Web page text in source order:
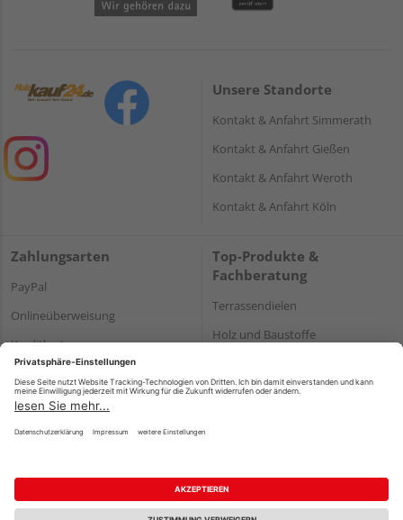
Unsere Standorte
Kontakt & Anfahrt Simmerath
Kontakt & Anfahrt Gießen
Kontakt & Anfahrt Weroth
Kontakt & Anfahrt Köln
Zahlungsarten
PayPal
Onlineüberweisung
Kreditkarte
*Bonität vorausgesetzt
Top-Produkte &
Fachberatung
Terrassendielen
Holz und Baustoffe
Impressum Datenschutz AGB
Barrierefreiheitserklärung
Vertrag widerrufen